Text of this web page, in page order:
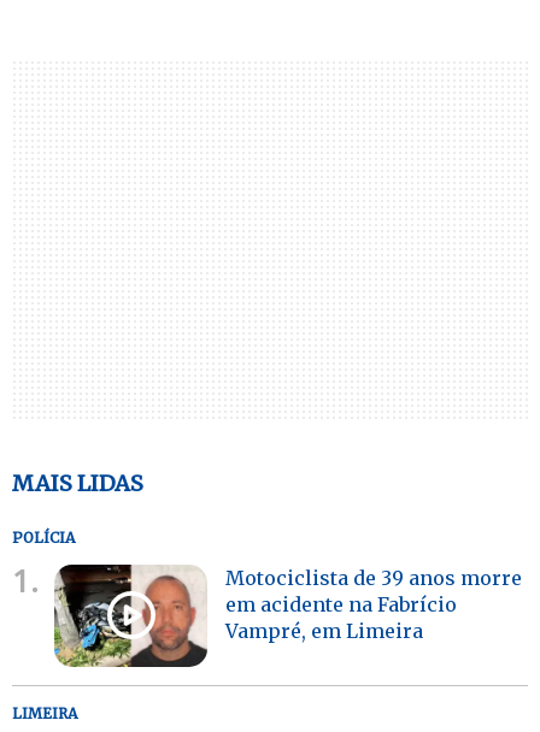
MAIS LIDAS
POLÍCIA
1.
Motociclista de 39 anos morre
em acidente na Fabrício
Vampré, em Limeira
LIMEIRA